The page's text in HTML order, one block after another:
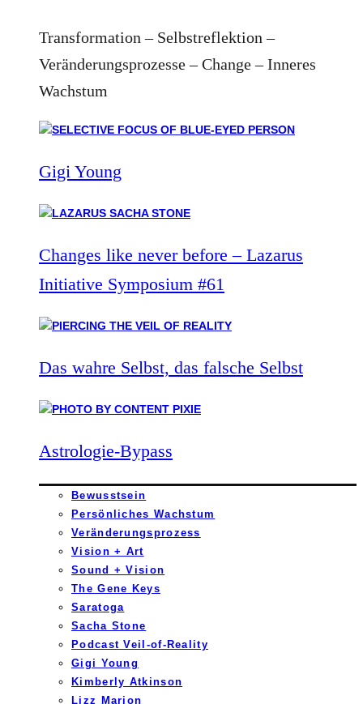
Transformation – Selbstreflektion –
Veränderungsprozesse – Change – Inneres
Wachstum
Gigi Young
Changes like never before – Lazarus
Initiative Symposium #61
Das wahre Selbst, das falsche Selbst
Astrologie-Bypass
Bewusstsein
Persönliches Wachstum
Veränderungsprozess
Vision + Art
Sound + Vision
The Gene Keys
Saratoga
Sacha Stone
Podcast Veil-of-Reality
Gigi Young
Kimberly Atkinson
Lizz Marion